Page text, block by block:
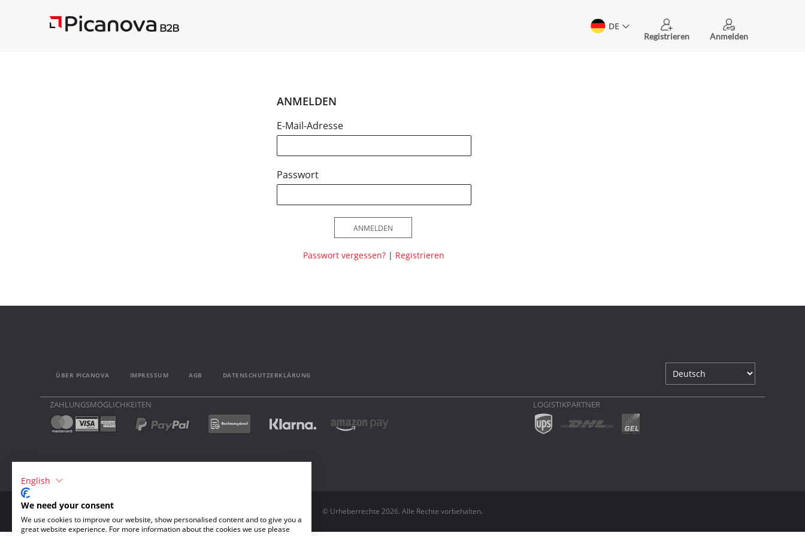
DE
Registrieren Anmelden
ANMELDEN
E-Mail-Adresse
Passwort
ANMELDEN
Passwort vergessen? | Registrieren
ÜBER PICANOVA IMPRESSUM AGB DATENSCHUTZERKLÄRUNG
ZAHLUNGSMÖGLICHKEITEN LOGISTIKPARTNER
© Urheberrechte 2026. Alle Rechte vorbehalten.
English
We need your consent
We use cookies to improve our website, show personalised content and to give you a
great website experience. For more information about the cookies we use please